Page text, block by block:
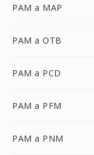
PAM a MAP
PAM a OTB
PAM a PCD
PAM a PFM
PAM a PNM